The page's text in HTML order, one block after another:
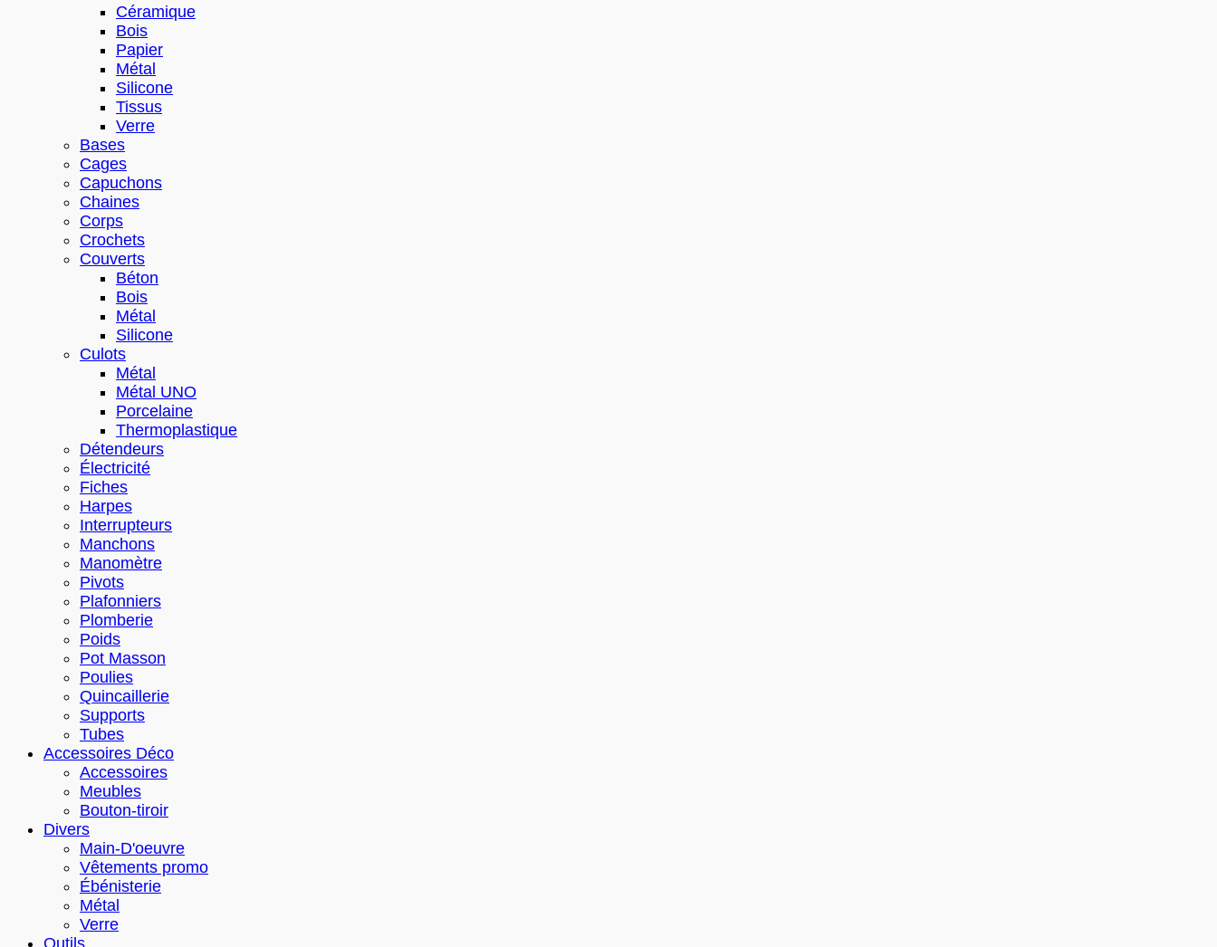
Céramique
Bois
Papier
Métal
Silicone
Tissus
Verre
Bases
Cages
Capuchons
Chaines
Corps
Crochets
Couverts
Béton
Bois
Métal
Silicone
Culots
Métal
Métal UNO
Porcelaine
Thermoplastique
Détendeurs
Électricité
Fiches
Harpes
Interrupteurs
Manchons
Manomètre
Pivots
Plafonniers
Plomberie
Poids
Pot Masson
Poulies
Quincaillerie
Supports
Tubes
Accessoires Déco
Accessoires
Meubles
Bouton-tiroir
Divers
Main-D'oeuvre
Vêtements promo
Ébénisterie
Métal
Verre
Outils